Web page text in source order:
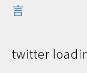
言
twitter